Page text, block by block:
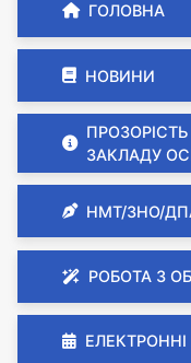
ГОЛОВНА
НОВИНИ
ЗАКЛАДУ
НМТ/ЗНО/
РОБОТА З